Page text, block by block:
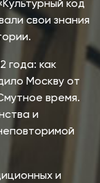
код
свои знания
года: как
Москву от
время.
и
и